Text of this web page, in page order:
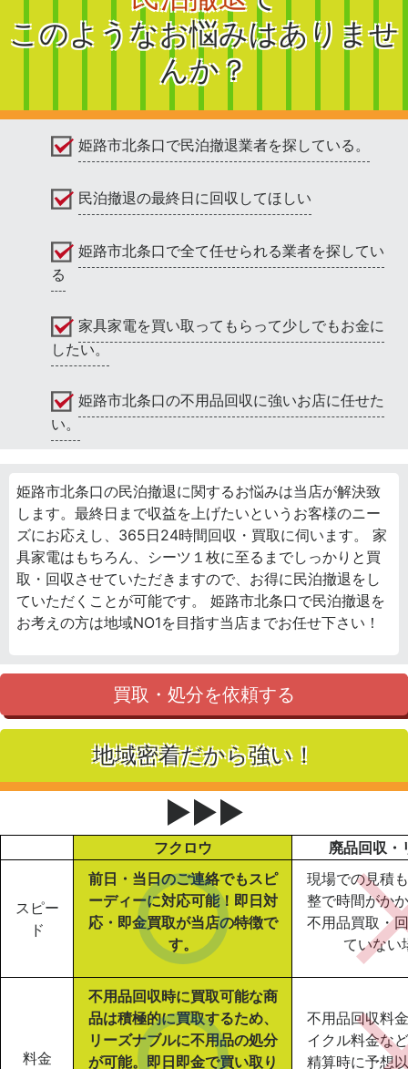
このようなお悩みはありませ
んか？
姫路市北条口で民泊撤退業者を探している。
民泊撤退の最終日に回収してほしい
姫路市北条口で全て任せられる業者を探してい
る
家具家電を買い取ってもらって少しでもお金に
したい。
姫路市北条口の不用品回収に強いお店に任せた
い。
姫路市北条口の民泊撤退に関するお悩みは当店が解決致
します。最終日まで収益を上げたいというお客様のニー
ズにお応えし、365日24時間回収・買取に伺います。 家
具家電はもちろん、シーツ１枚に至るまでしっかりと買
取・回収させていただきますので、お得に民泊撤退をし
ていただくことが可能です。 姫路市北条口で民泊撤退を
お考えの方は地域NO1を目指す当店までお任せ下さい！
買取・処分を依頼する
地域密着だから強い！
▶▶▶
フクロウ 廃品回収・
スピー
ド
前日・当日のご連絡でもスピ
ーディーに対応可能！即日対
応・即金買取が当店の特徴で
す。
現場での見積
整で時間がか
不用品買取・
ていない
料金
不用品回収時に買取可能な商
品は積極的に買取するため、
リーズナブルに不用品の処分
が可能。即日即金で買い取り
不用品回収料
イクル料金な
精算時に予想